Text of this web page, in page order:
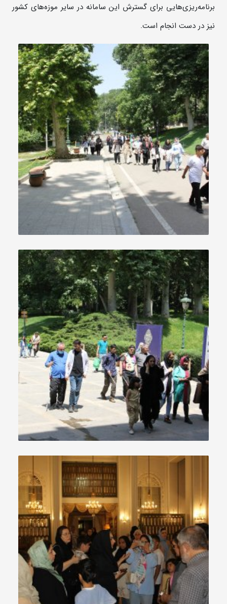
برنامه‌ریزی‌هایی برای گسترش این سامانه در سایر موزه‌های کشور
نیز در دست انجام است.